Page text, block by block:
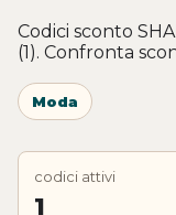
Codici sconto
(1). Confronta
Moda
codici attivi
1